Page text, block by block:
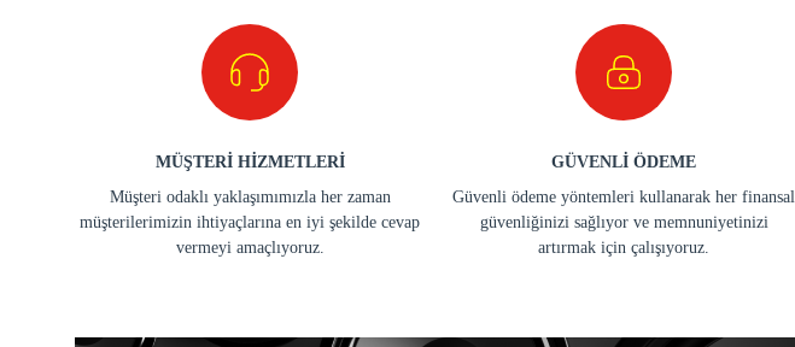
MÜŞTERİ HİZMETLERİ
Müşteri odaklı yaklaşımımızla her zaman
müşterilerimizin ihtiyaçlarına en iyi şekilde cevap
vermeyi amaçlıyoruz.
GÜVENLİ ÖDEME
Güvenli ödeme yöntemleri kullanarak her finansal
güvenliğinizi sağlıyor ve memnuniyetinizi
artırmak için çalışıyoruz.